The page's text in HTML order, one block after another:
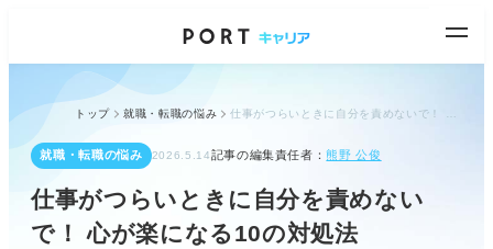
トップ 就職・転職の悩み
就職・転職の悩み 2026.5.14記事の編集責任者：熊野 公俊
仕事がつらいときに自分を責めない
で！ 心が楽になる10の対処法